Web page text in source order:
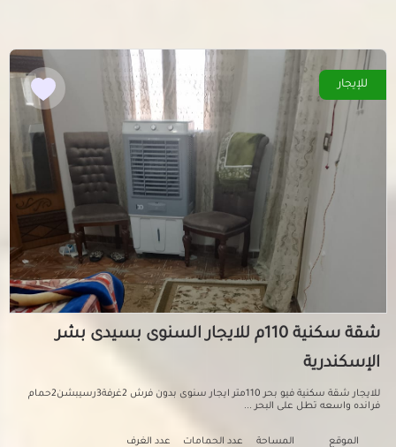
للإيجار
شقة سكنية 110م للايجار السنوى بسيدى بشر
الإسكندرية
للايجار شقة سكنية فيو بحر 110متر ايجار سنوى بدون فرش 2غرفة3رسيبشن2حمام
فرانده واسعه تطل على البحر ...
الموقع المساحة عدد الحمامات عدد الغرف